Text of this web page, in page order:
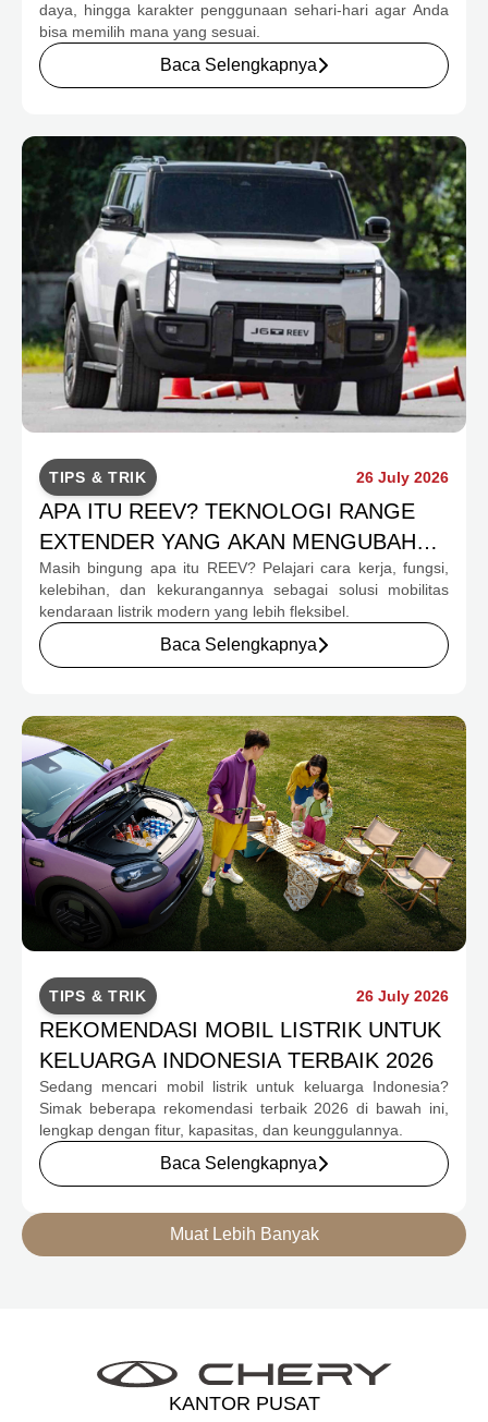
daya, hingga karakter penggunaan sehari-hari agar Anda
bisa memilih mana yang sesuai.
Baca Selengkapnya
TIPS & TRIK 26 July 2026
APA ITU REEV? TEKNOLOGI RANGE
EXTENDER YANG AKAN MENGUBAH
MOBILITAS EV INDONESIA
Masih bingung apa itu REEV? Pelajari cara kerja, fungsi,
kelebihan, dan kekurangannya sebagai solusi mobilitas
kendaraan listrik modern yang lebih fleksibel.
Baca Selengkapnya
TIPS & TRIK 26 July 2026
REKOMENDASI MOBIL LISTRIK UNTUK
KELUARGA INDONESIA TERBAIK 2026
Sedang mencari mobil listrik untuk keluarga Indonesia?
Simak beberapa rekomendasi terbaik 2026 di bawah ini,
lengkap dengan fitur, kapasitas, dan keunggulannya.
Baca Selengkapnya
Muat Lebih Banyak
KANTOR PUSAT